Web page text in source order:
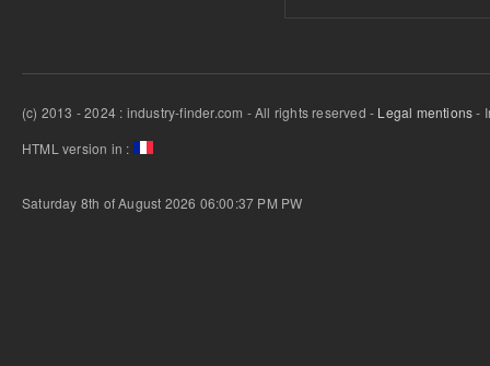
(c) 2013 - 2024 : industry-finder.com - All rights reserved - Legal mentions-
HTML version in :
Saturday 8th of August 2026 06:00:37 PM PW